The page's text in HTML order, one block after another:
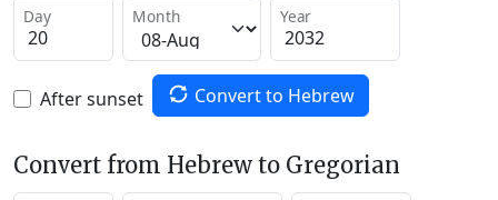
Day Month Year
After sunset Convert to Hebrew
Convert from Hebrew to Gregorian